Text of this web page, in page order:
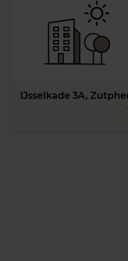
IJsselkade 3A,